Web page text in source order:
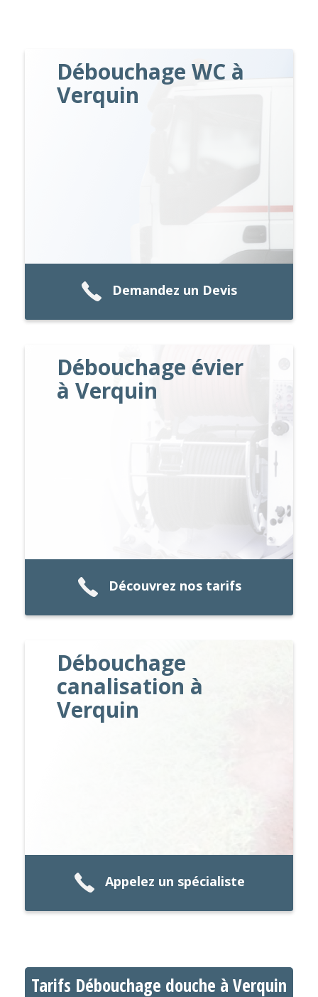
Débouchage WC à
Verquin
Demandez un Devis
Débouchage évier
à Verquin
Découvrez nos tarifs
Débouchage
canalisation à
Verquin
Appelez un spécialiste
Tarifs Débouchage douche à Verquin